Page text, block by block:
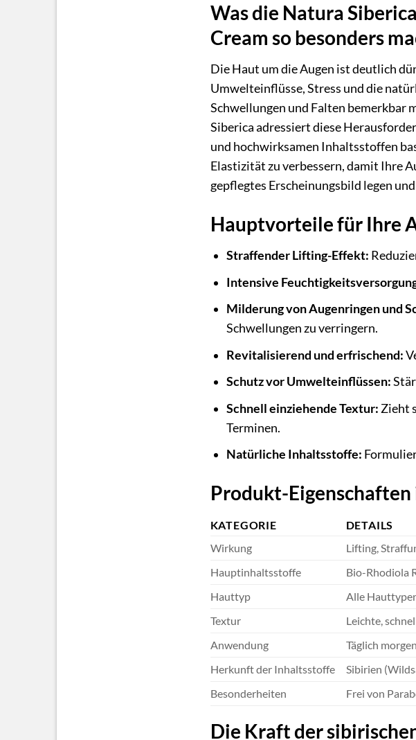
Was die Natura
Cream so besonders
Die Haut um die Augen ist deutlich
Umwelteinflüsse, Stress und die
Schwellungen und Falten bemerkbar
Siberica adressiert diese
und hochwirksamen Inhaltsstoffen
Elastizität zu verbessern, damit Ihre
gepflegtes Erscheinungsbild legen
Hauptvorteile für Ihre
Straffender Lifting-Effekt:
Intensive
Milderung von Augenringen und
Schwellungen zu verringern.
Revitalisierend und erfrischend:
Schutz vor Umwelteinflüssen:
Schnell einziehende Textur: Zieht
Terminen.
Natürliche Inhaltsstoffe:
Produkt-
KATEGORIE
DETAILS
Wirkung
Lifting,
Hauptinhaltsstoffe
Bio-Rhodiola
Hauttyp
Alle
Textur
Leichte,
Anwendung
Täglich
Herkunft der Inhaltsstoffe
Sibirien
Besonderheiten
Frei von
Die Kraft der